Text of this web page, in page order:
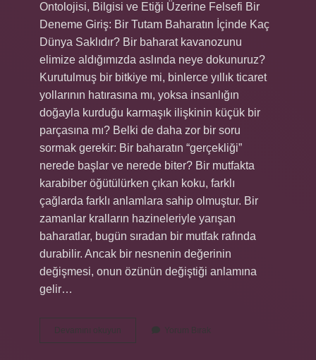
Ontolojisi, Bilgisi ve Etiği Üzerine Felsefi Bir
Deneme Giriş: Bir Tutam Baharatın İçinde Kaç
Dünya Saklıdır? Bir baharat kavanozunu
elimize aldığımızda aslında neye dokunuruz?
Kurutulmuş bir bitkiye mi, binlerce yıllık ticaret
yollarının hatırasına mı, yoksa insanlığın
doğayla kurduğu karmaşık ilişkinin küçük bir
parçasına mı? Belki de daha zor bir soru
sormak gerekir: Bir baharatın “gerçekliği”
nerede başlar ve nerede biter? Bir mutfakta
karabiber öğütülürken çıkan koku, farklı
çağlarda farklı anlamlara sahip olmuştur. Bir
zamanlar kralların hazineleriyle yarışan
baharatlar, bugün sıradan bir mutfak rafında
durabilir. Ancak bir nesnenin değerinin
değişmesi, onun özünün değiştiği anlamına
gelir…
Devamını okuyun Dünyada
kaç
Yorum Bırak